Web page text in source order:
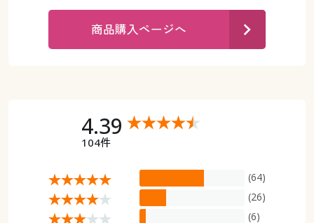
ご利用ガイド
よくある質問とお問い合わせ
閲覧履歴
ご利用ガイド
商品購入ページへ
4.39
104件
(64)
(26)
(6)